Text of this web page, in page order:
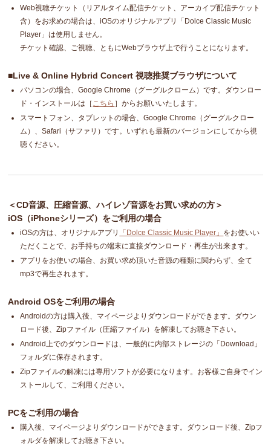
Web視聴チケット（リアルタイム配信チケット、アーカイブ配信チケット
含）をお求めの場合は、iOSのオリジナルアプリ「Dolce Classic Music
Player」は使用しません。
チケット確認、ご視聴、ともにWebブラウザ上で行うことになります。
■Live & Online Hybrid Concert 視聴推奨ブラウザについて
パソコンの場合、Google Chrome（グーグルクローム）です。ダウンロー
ド・インストールは［ こちら ］からお願いいたします。
スマートフォン、タブレットの場合、Google Chrome（グーグルクロー
ム）、Safari（サファリ）です。いずれも最新のバージョンにしてから視
聴ください。
＜CD音源、圧縮音源、ハイレゾ音源をお買い求めの方＞
iOS（iPhoneシリーズ）をご利用の場合
iOSの方は、オリジナルアプリ 「Dolce Classic Music Player」 をお使いい
ただくことで、お手持ちの端末に直接ダウンロード・再生が出来ます。
アプリをお使いの場合、お買い求め頂いた音源の種類に関わらず、全て
mp3で再生されます。
Android OSをご利用の場合
Androidの方は購入後、マイページよりダウンロードができます。ダウン
ロード後、Zipファイル（圧縮ファイル）を解凍してお聴き下さい。
Android上でのダウンロードは、一般的に内部ストレージの「Download」
フォルダに保存されます。
Zipファイルの解凍には専用ソフトが必要になります。お客様ご自身でイン
ストールして、ご利用ください。
PCをご利用の場合
購入後、マイページよりダウンロードができます。ダウンロード後、Zipフ
ォルダを解凍してお聴き下さい。